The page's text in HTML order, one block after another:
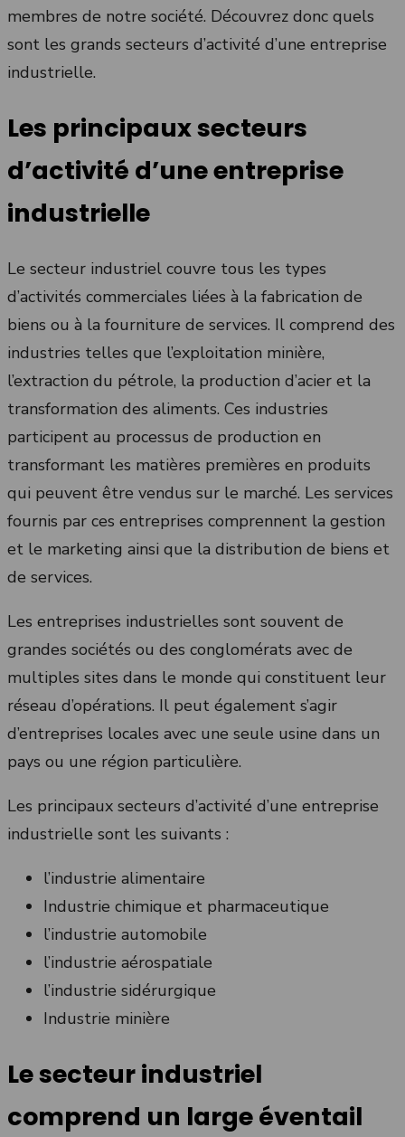
membres de notre société. Découvrez donc quels
sont les grands secteurs d’activité d’une entreprise
industrielle.
Les principaux secteurs
d’activité d’une entreprise
industrielle
Le secteur industriel couvre tous les types
d’activités commerciales liées à la fabrication de
biens ou à la fourniture de services. Il comprend des
industries telles que l’exploitation minière,
l’extraction du pétrole, la production d’acier et la
transformation des aliments. Ces industries
participent au processus de production en
transformant les matières premières en produits
qui peuvent être vendus sur le marché. Les services
fournis par ces entreprises comprennent la gestion
et le marketing ainsi que la distribution de biens et
de services.
Les entreprises industrielles sont souvent de
grandes sociétés ou des conglomérats avec de
multiples sites dans le monde qui constituent leur
réseau d’opérations. Il peut également s’agir
d’entreprises locales avec une seule usine dans un
pays ou une région particulière.
Les principaux secteurs d’activité d’une entreprise
industrielle sont les suivants :
l’industrie alimentaire
Industrie chimique et pharmaceutique
l’industrie automobile
l’industrie aérospatiale
l’industrie sidérurgique
Industrie minière
Le secteur industriel
comprend un large éventail